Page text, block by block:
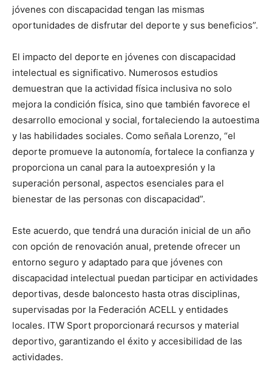
jóvenes con discapacidad tengan las mismas
oportunidades de disfrutar del deporte y sus beneficios”.
El impacto del deporte en jóvenes con discapacidad
intelectual es significativo. Numerosos estudios
demuestran que la actividad física inclusiva no solo
mejora la condición física, sino que también favorece el
desarrollo emocional y social, fortaleciendo la autoestima
y las habilidades sociales. Como señala Lorenzo, “el
deporte promueve la autonomía, fortalece la confianza y
proporciona un canal para la autoexpresión y la
superación personal, aspectos esenciales para el
bienestar de las personas con discapacidad”.
Este acuerdo, que tendrá una duración inicial de un año
con opción de renovación anual, pretende ofrecer un
entorno seguro y adaptado para que jóvenes con
discapacidad intelectual puedan participar en actividades
deportivas, desde baloncesto hasta otras disciplinas,
supervisadas por la Federación ACELL y entidades
locales. ITW Sport proporcionará recursos y material
deportivo, garantizando el éxito y accesibilidad de las
actividades.